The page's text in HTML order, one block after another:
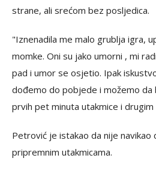
strane, ali srećom bez posljedica.
"Iznenadila me malo grublja igra,
momke. Oni su jako umorni , mi
pad i umor se osjetio. Ipak
dođemo do pobjede i možemo da
prvih pet minuta utakmice i drugim
Petrović je istakao da nije navikao
pripremnim utakmicama.